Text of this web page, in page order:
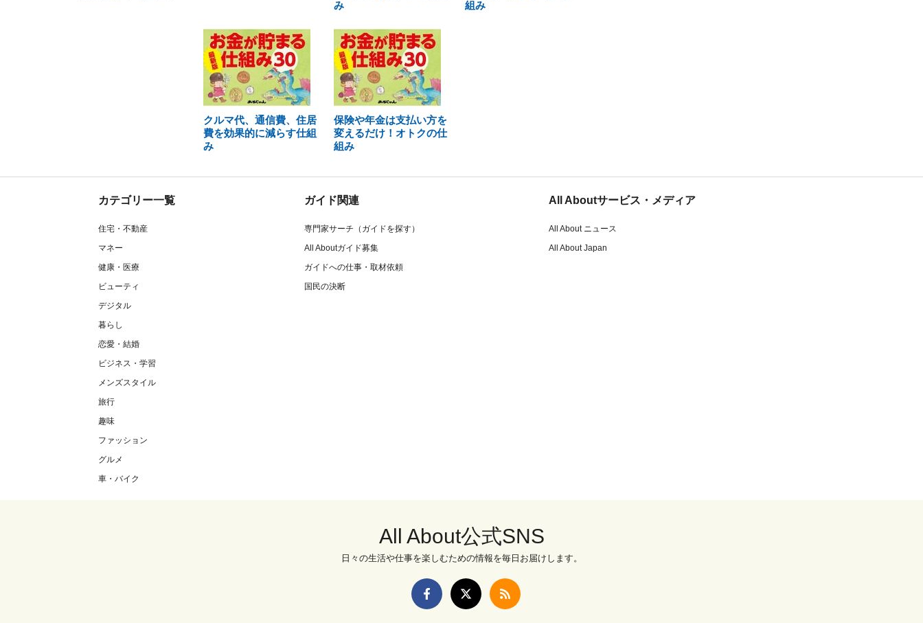
み
組み
クルマ代、通信費、住居
費を効果的に減らす仕組
み
保険や年金は支払い方を
変えるだけ！オトクの仕
組み
カテゴリー一覧
住宅・不動産
マネー
健康・医療
ビューティ
デジタル
暮らし
恋愛・結婚
ビジネス・学習
メンズスタイル
旅行
趣味
ファッション
グルメ
車・バイク
ガイド関連
専門家サーチ（ガイドを探す）
All Aboutガイド募集
ガイドへの仕事・取材依頼
国民の決断
All Aboutサービス・メディア
All About ニュース
All About Japan
All About公式SNS
日々の生活や仕事を楽しむための情報を毎日お届けします。